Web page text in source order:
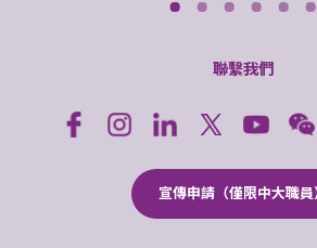
聯繫我們
宣傳申請（僅限中大職員